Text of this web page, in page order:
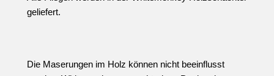
geliefert.
Die Maserungen im Holz können nicht beeinflusst